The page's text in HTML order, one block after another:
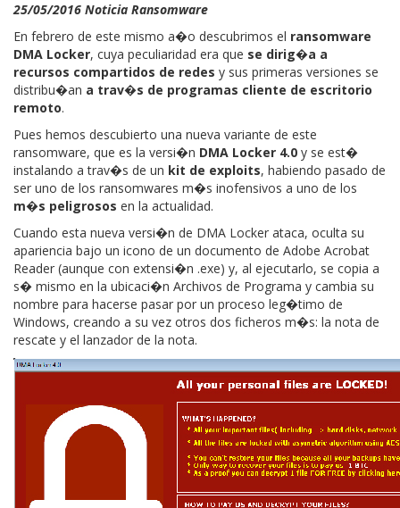
25/05/2016 Noticia Ransomware
En febrero de este mismo a�o descubrimos el ransomware
DMA Locker, cuya peculiaridad era que se dirig�a a
recursos compartidos de redes y sus primeras versiones se
distribu�an a trav�s de programas cliente de escritorio
remoto.
Pues hemos descubierto una nueva variante de este
ransomware, que es la versi�n DMA Locker 4.0 y se est�
instalando a trav�s de un kit de exploits, habiendo pasado de
ser uno de los ransomwares m�s inofensivos a uno de los
m�s peligrosos en la actualidad.
Cuando esta nueva versi�n de DMA Locker ataca, oculta su
apariencia bajo un icono de un documento de Adobe Acrobat
Reader (aunque con extensi�n .exe) y, al ejecutarlo, se copia a
s� mismo en la ubicaci�n Archivos de Programa y cambia su
nombre para hacerse pasar por un proceso leg�timo de
Windows, creando a su vez otros dos ficheros m�s: la nota de
rescate y el lanzador de la nota.